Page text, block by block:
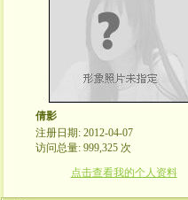
倩影
注册日期: 2012-04-07
访问总量: 999,325 次
点击查看我的个人资料